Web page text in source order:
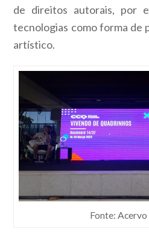
de direitos autorais, por
tecnologias como forma de
artístico.
Fonte: Acervo